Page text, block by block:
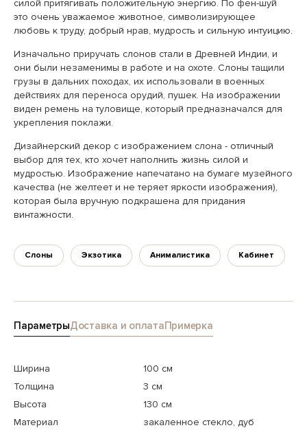
силой притягивать положительную энергию. По фен-шуй
это очень уважаемое животное, символизирующее
любовь к труду, добрый нрав, мудрость и сильную интуицию.
Изначально приручать слонов стали в Древней Индии, и
они были незаменимы в работе и на охоте. Слоны тащили
грузы в дальних походах, их использовали в военных
действиях для переноса орудий, пушек. На изображении
виден ремень на туловище, который предназначался для
укрепления поклажи.
Дизайнерский декор с изображением слона - отличный
выбор для тех, кто хочет наполнить жизнь силой и
мудростью. Изображение напечатано на бумаге музейного
качества (не желтеет и не теряет яркости изображения),
которая была вручную подкрашена для придания
винтажности.
Слоны Экзотика Анималистика Кабинет
ПараметрыДоставка и оплатаПримерка
Ширина
100 см
Толщина
3 см
Высота
130 см
Материал
закаленное стекло, дуб